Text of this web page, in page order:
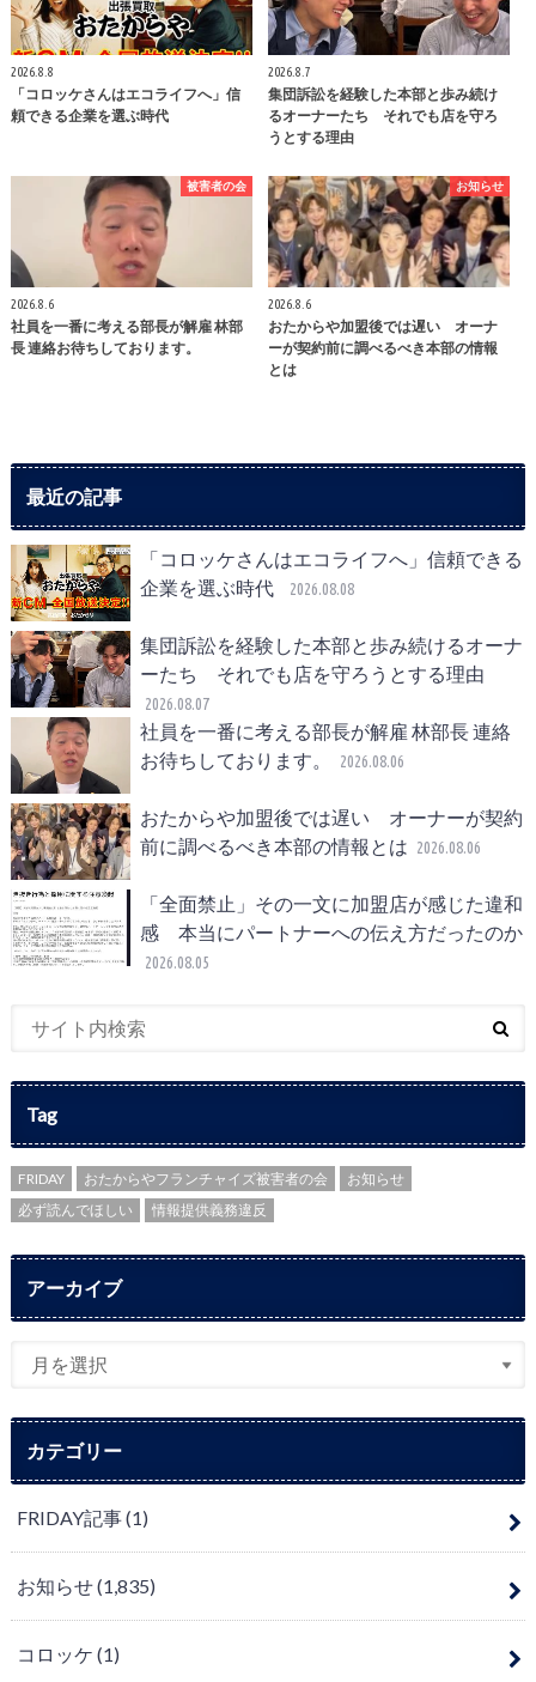
2026.8.8
「コロッケさんはエコライフへ」信
頼できる企業を選ぶ時代
2026.8.7
集団訴訟を経験した本部と歩み続け
るオーナーたち それでも店を守ろ
うとする理由
被害者の会
2026.8.6
社員を一番に考える部長が解雇 林部
長 連絡お待ちしております。
お知らせ
2026.8.6
おたからや加盟後では遅い オーナ
ーが契約前に調べるべき本部の情報
とは
最近の記事
「コロッケさんはエコライフへ」信頼できる
企業を選ぶ時代
2026.08.08
集団訴訟を経験した本部と歩み続けるオーナ
ーたち それでも店を守ろうとする理由
2026.08.07
社員を一番に考える部長が解雇 林部長 連絡
お待ちしております。
2026.08.06
おたからや加盟後では遅い オーナーが契約
前に調べるべき本部の情報とは 2026.08.06
「全面禁止」その一文に加盟店が感じた違和
感 本当にパートナーへの伝え方だったのか
2026.08.05
Tag
FRIDAY おたからやフランチャイズ被害者の会
お知らせ
必ず読んでほしい
情報提供義務違反
アーカイブ
カテゴリー
FRIDAY記事(1)
お知らせ(1,835)
コロッケ (1)